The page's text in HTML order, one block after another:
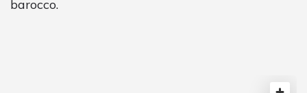
barocco.